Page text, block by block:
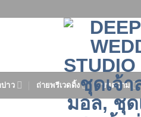
บ่าว ถ่ายพรีเวดดิ้ง บทความ